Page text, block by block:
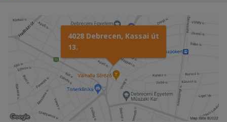
4028 Debrecen, Kassai út
13.